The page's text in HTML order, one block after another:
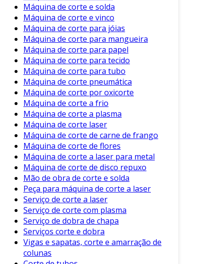
Considerações Finais
Em resumo, o corte a frio é uma solução
industrial que garante precisão e eficiência em
processos de corte. Através de suas
características e benefícios, ele se destaca como
uma opção viável para diversas indústrias.
Entender suas aplicações e vantagens é crucial
para empresas que desejam melhorar seus
processos de produção. Portanto, ao
considerar técnicas de corte, o método a frio
deve ser levado em conta como uma solução
prática e econômica.
Além disso, em um mercado cada vez mais
competitivo, adotar métodos que
proporcionam maior eficiência pode ser um
diferencial significativo. Com a escolha certa, as
empresas podem otimizar suas operações,
reduzindo custos e melhorando a qualidade de
seus produtos.
Máquina de corte e solda
Máquina de corte e vinco
Máquina de corte para jóias
Máquina de corte para mangueira
Máquina de corte para papel
Máquina de corte para tecido
Máquina de corte para tubo
Máquina de corte pneumática
Máquina de corte por oxicorte
Máquina de corte a frio
Máquina de corte a plasma
Máquina de corte laser
Máquina de corte de carne de frango
Máquina de corte de flores
Máquina de corte a laser para metal
Máquina de corte de disco repuxo
Mão de obra de corte e solda
Peça para máquina de corte a laser
Serviço de corte a laser
Serviço de corte com plasma
Serviço de dobra de chapa
Serviços corte e dobra
Vigas e sapatas, corte e amarração de
colunas